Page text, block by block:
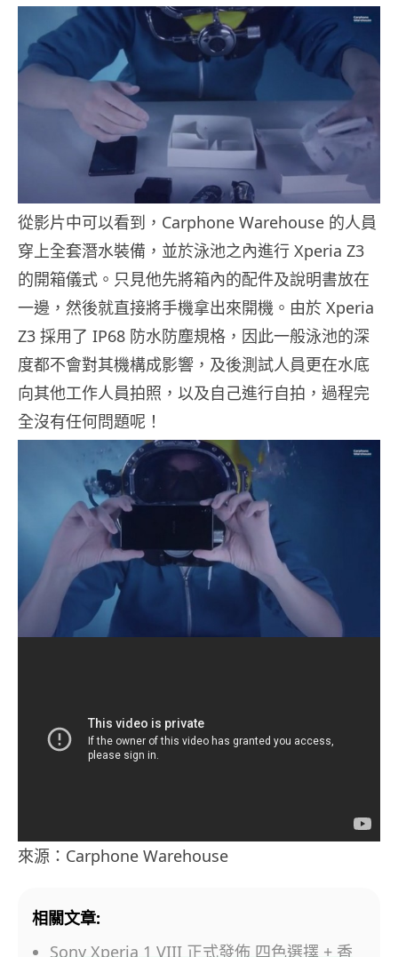
從影片中可以看到，Carphone Warehouse 的人員
穿上全套潛水裝備，並於泳池之內進行 Xperia Z3
的開箱儀式。只見他先將箱內的配件及說明書放在
一邊，然後就直接將手機拿出來開機。由於 Xperia
Z3 採用了 IP68 防水防塵規格，因此一般泳池的深
度都不會對其機構成影響，及後測試人員更在水底
向其他工作人員拍照，以及自己進行自拍，過程完
全沒有任何問題呢！
來源：Carphone Warehouse
相關文章:
Sony Xperia 1 VIII 正式發佈 四色選擇 + 香